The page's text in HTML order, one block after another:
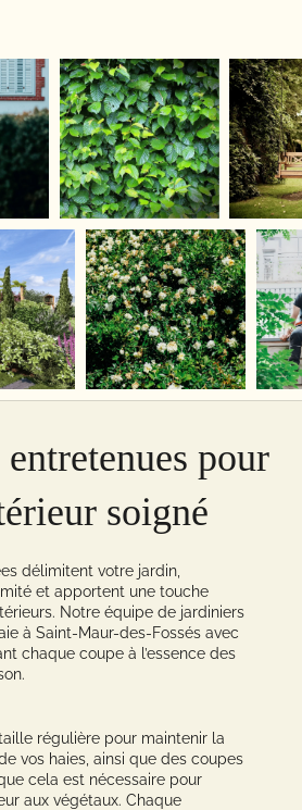
pour
soigné
délimitent votre jardin,
et apportent une touche
Notre équipe de jardiniers
à Saint-Maur-des-Fossés avec
chaque coupe à l’essence des
régulière pour maintenir la
vos haies, ainsi que des coupes
cela est nécessaire pour
aux végétaux. Chaque